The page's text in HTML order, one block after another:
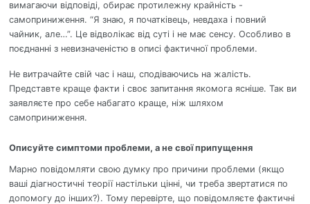
вимагаючи відповіді, обирає протилежну крайність -
самоприниження. “Я знаю, я початківець, невдаха і повний
чайник, але…”. Це відволікає від суті і не має сенсу. Особливо в
поєднанні з невизначеністю в описі фактичної проблеми.
Не витрачайте свій час і наш, сподіваючись на жалість.
Представте краще факти і своє запитання якомога ясніше. Так ви
заявляєте про себе набагато краще, ніж шляхом
самоприниження.
Описуйте симптоми проблеми, а не свої припущення
Марно повідомляти свою думку про причини проблеми (якщо
ваші діагностичні теорії настільки цінні, чи треба звертатися по
допомогу до інших?). Тому перевірте, що повідомляєте фактичні